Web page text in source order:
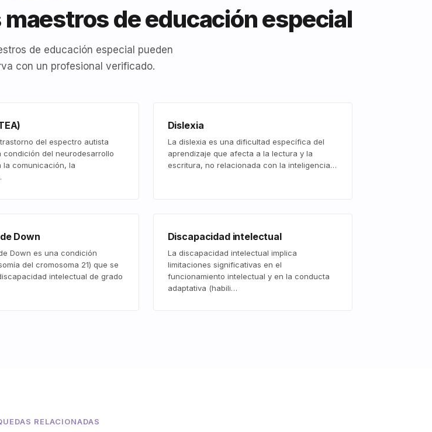
de educación especial
de educación especial pueden
con un profesional verificado.
del espectro autista
condición del neurodesarrollo
la comunicación, la
Dislexia
La dislexia es una dificultad específica del
aprendizaje que afecta a la lectura y la
escritura, no relacionada con la inteligencia…
Down
Down es una condición
del cromosoma 21) que se
intelectual de grado
Discapacidad intelectual
La discapacidad intelectual implica
limitaciones significativas en el
funcionamiento intelectual y en la conducta
adaptativa (habili…
RELACIONADAS